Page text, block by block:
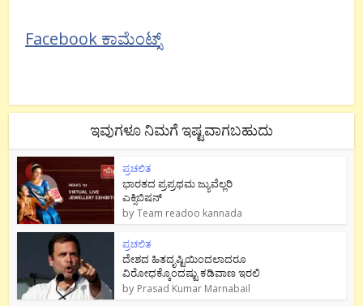
Facebook ಕಾಮೆಂಟ್ಸ್
ಇವುಗಳೂ ನಿಮಗೆ ಇಷ್ಟವಾಗಬಹುದು
ಪ್ರಚಲಿತ
ಭಾರತದ ಪ್ರಪ್ರಥಮ ಜ್ಯುವೆಲ್ಲರಿ
ಎಕ್ಸಿಬಿಷನ್
byTeam readoo kannada
ಪ್ರಚಲಿತ
ದೇಶದ ಹಿತದೃಷ್ಟಿಯಿಂದಲಾದರೂ
ವಿರೋಧಕ್ಕೊಂದಷ್ಟು ಕಡಿವಾಣ ಇರಲಿ
by Prasad Kumar Marnabail